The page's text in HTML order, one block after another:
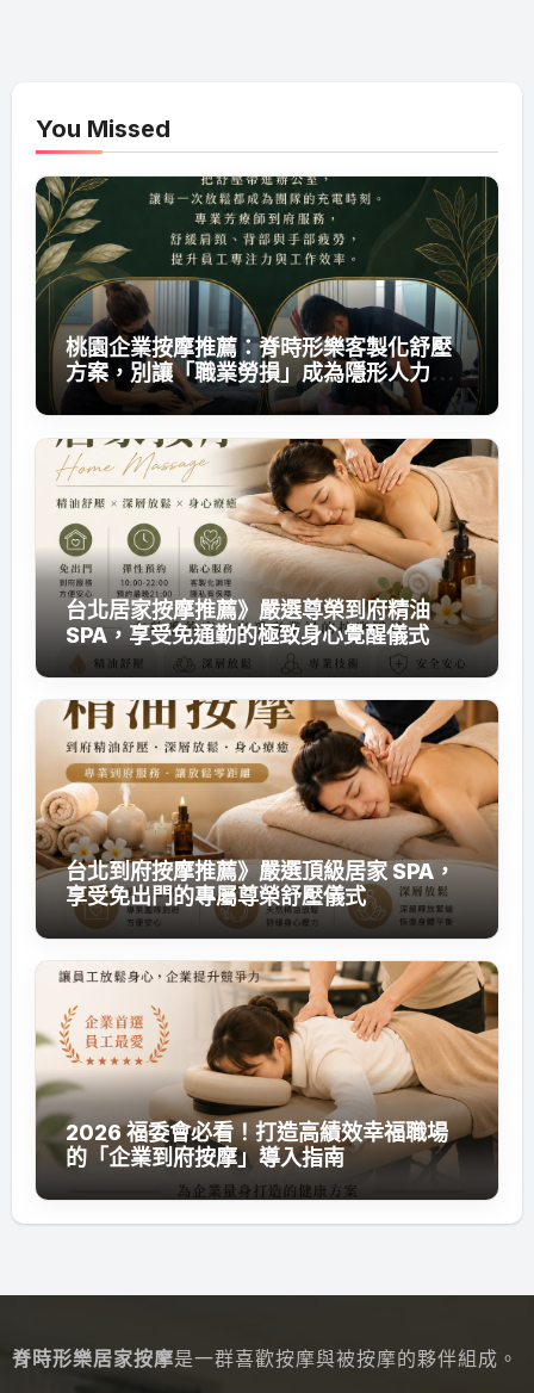
You Missed
桃園企業按摩推薦：脊時形樂客製化舒壓
方案，別讓「職業勞損」成為隱形人力成
本
台北居家按摩推薦》嚴選尊榮到府精油
SPA，享受免通勤的極致身心覺醒儀式
台北到府按摩推薦》嚴選頂級居家 SPA，
享受免出門的專屬尊榮舒壓儀式
2026 福委會必看！打造高績效幸福職場
的「企業到府按摩」導入指南
脊時形樂居家按摩是一群喜歡按摩與被按摩的夥伴組成。